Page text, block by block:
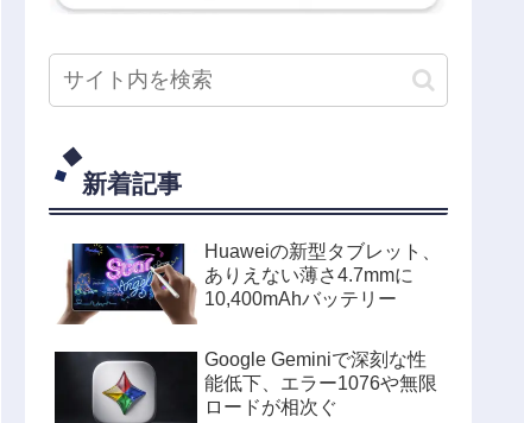
新着記事
Huaweiの新型タブレット、
ありえない薄さ4.7mmに
10,400mAhバッテリー
Google Geminiで深刻な性
能低下、エラー1076や無限
ロードが相次ぐ